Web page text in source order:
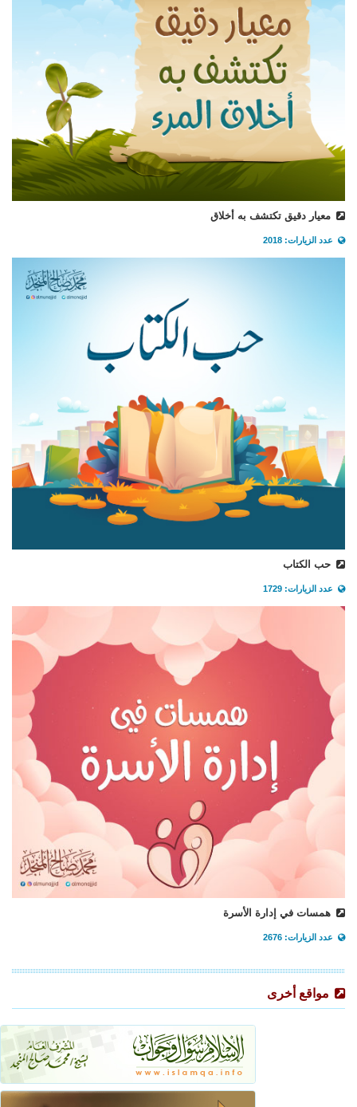
معيار دقيق تكتشف به أخلاق
عدد الزيارات: 2018
حب الكتاب
عدد الزيارات: 1729
همسات في إدارة الأسرة
عدد الزيارات: 2676
مواقع أخرى